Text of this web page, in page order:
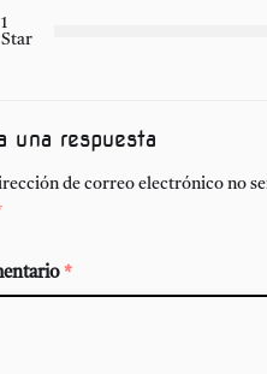
1
Star
una respuesta
de correo electrónico no
*